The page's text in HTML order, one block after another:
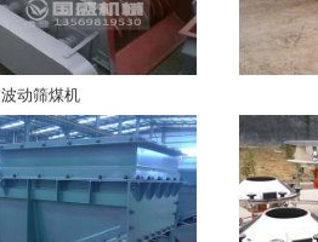
波动筛煤机